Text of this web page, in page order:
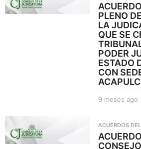
PLENO
LA
QUE SE
PODER
ESTADO
CON
9 meses ago
s
e
s
ACUERDOS